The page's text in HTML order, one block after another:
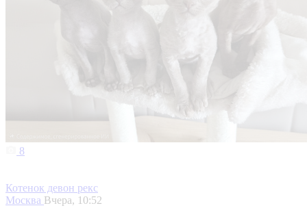
8
Котенок девон рекс
Москва Вчера, 10:52